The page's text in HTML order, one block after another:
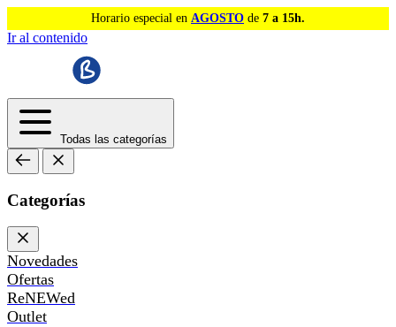
Horario especial en AGOSTO de 7 a 15h.
Ir al contenido
Todas las categorías
Categorías
Novedades
Ofertas
ReNEWed
Outlet